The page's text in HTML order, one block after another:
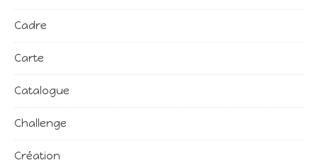
Cadre
Carte
Catalogue
Challenge
Création